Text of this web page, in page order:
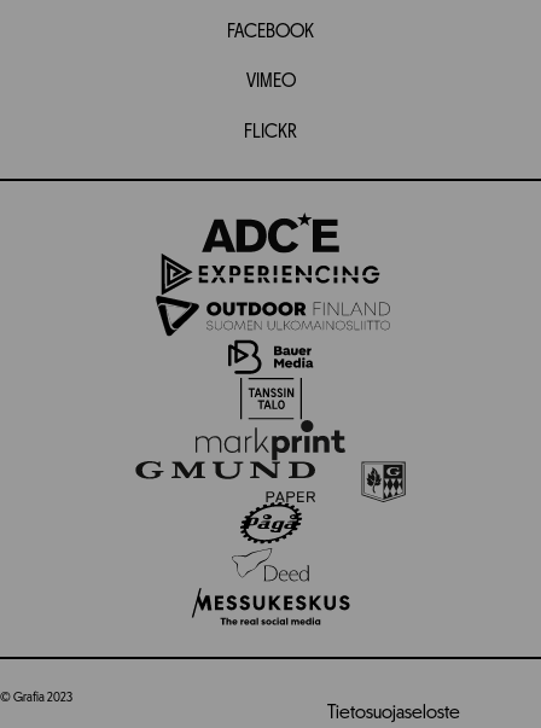
FACEBOOK
VIMEO
FLICKR
© Grafia 2023
Tietosuojaseloste